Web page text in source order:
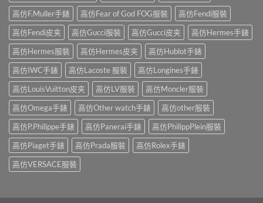
高仿F.Muller手錶
高仿Fear of God FOG服裝
高仿Fendi服裝
高仿Fendi皮夹
高仿Gucci服裝 高仿Gucci皮夹
高仿Hermes手錶
高仿Hermes服裝
高仿Hermes皮夹
高仿Hublot手錶
高仿IWC手錶
高仿Lacoste 服裝
高仿Longines手錶
高仿LouisVuitton皮夹
高仿LV服裝
高仿Moncler服裝
高仿Omega手錶
高仿Other watch手錶
高仿other服裝
高仿P.Philippe手錶
高仿Panerai手錶
高仿PhilippPlein服裝
高仿Piaget手錶
高仿Prada服裝
高仿Rolex手錶
高仿VERSACE服裝